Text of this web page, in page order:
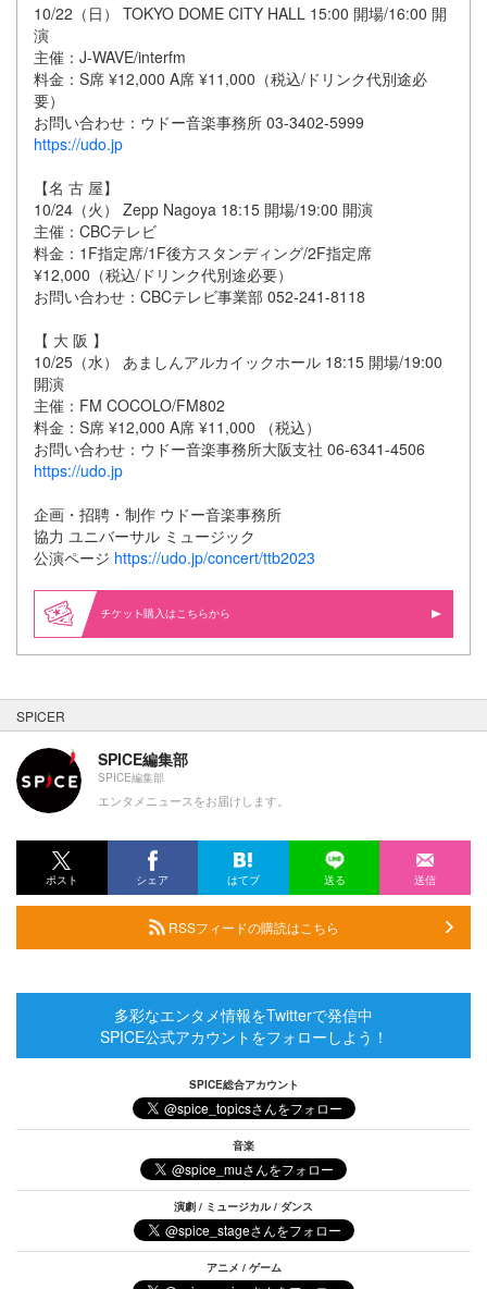
10/22（日） TOKYO DOME CITY HALL 15:00 開場/16:00 開
演
主催：J-WAVE/interfm
料金：S席 ¥12,000 A席 ¥11,000（税込/ドリンク代別途必
要）
お問い合わせ：ウドー音楽事務所 03-3402-5999
https://udo.jp
【名 古 屋】
10/24（火） Zepp Nagoya 18:15 開場/19:00 開演
主催：CBCテレビ
料金：1F指定席/1F後方スタンディング/2F指定席
¥12,000（税込/ドリンク代別途必要）
お問い合わせ：CBCテレビ事業部 052-241-8118
【 大 阪 】
10/25（水） あましんアルカイックホール 18:15 開場/19:00
開演
主催：FM COCOLO/FM802
料金：S席 ¥12,000 A席 ¥11,000 （税込）
お問い合わせ：ウドー音楽事務所大阪支社 06-6341-4506
https://udo.jp
企画・招聘・制作 ウドー音楽事務所
協力 ユニバーサル ミュージック
公演ページ https://udo.jp/concert/ttb2023
購入はこちらから
SPICER
SPICE編集部
SPICE編集部
エンタメニュースをお届けします。
ポスト シェア はてブ 送る 送信
RSSフィードの購読はこちら
多彩なエンタメ情報をTwitterで発信中
SPICE公式アカウントをフォローしよう！
SPICE総合アカウント
音楽
演劇 / ミュージカル / ダンス
アニメ / ゲーム